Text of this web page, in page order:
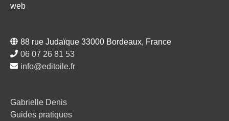
web
88 rue Judaïque 33000 Bordeaux, France
06 07 26 81 53
info@editoile.fr
Gabrielle Denis
Guides pratiques